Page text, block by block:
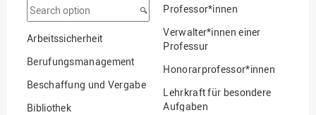
Search
option
Arbeitssicherheit
Berufungsmanagement
Beschaffung und Vergabe
Bibliothek
Professor*innen
Verwalter*innen einer
Professur
Honorarprofessor*innen
Lehrkraft für besondere
Aufgaben